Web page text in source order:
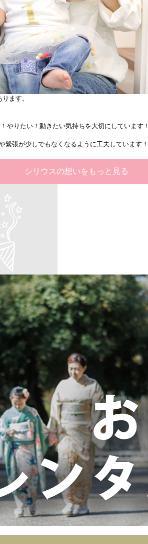
ます。
やりたい！動きたい気持ちを大切にしています！
緊張が少しでもなくなるように工夫しています！
シリウスの想いをもっと見る